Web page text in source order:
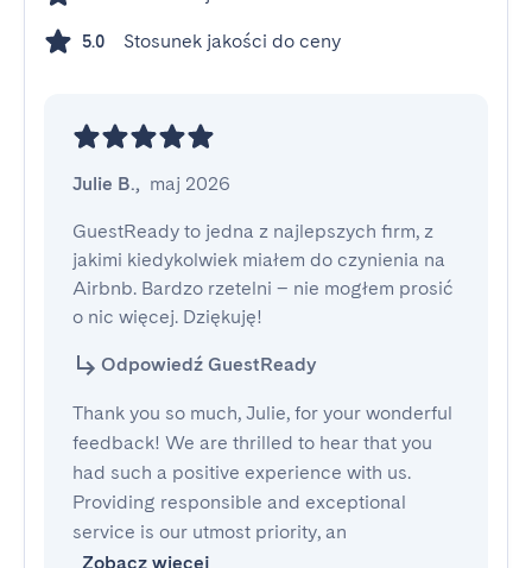
5.0 Stosunek jakości do ceny
Julie B., maj 2026
GuestReady to jedna z najlepszych firm, z
jakimi kiedykolwiek miałem do czynienia na
Airbnb. Bardzo rzetelni – nie mogłem prosić
o nic więcej. Dziękuję!
Odpowiedź GuestReady
Thank you so much, Julie, for your wonderful
feedback! We are thrilled to hear that you
had such a positive experience with us.
Providing responsible and exceptional
service is our utmost priority, an
Zobacz więcej